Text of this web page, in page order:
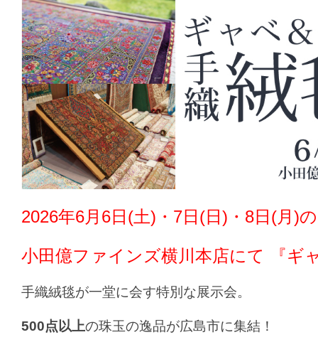
2026年6月6日(土)・7日(日)・8日(月)
小田億ファインズ横川本店にて 『ギ
手織絨毯が一堂に会す特別な展示会。
500点以上の珠玉の逸品が広島市に集結！